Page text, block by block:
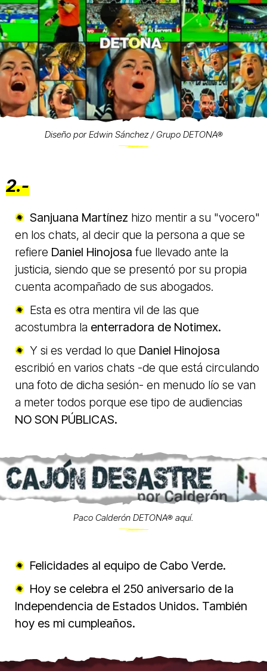
Diseño por Edwin Sánchez / Grupo DETONA®
2.-
Sanjuana Martínez hizo mentir a su "vocero"
en los chats, al decir que la persona a que se
refiere Daniel Hinojosa fue llevado ante la
justicia, siendo que se presentó por su propia
cuenta acompañado de sus abogados.
Esta es otra mentira vil de las que
acostumbra la enterradora de Notimex.
Y si es verdad lo que Daniel Hinojosa
escribió en varios chats -de que está circulando
una foto de dicha sesión- en menudo lío se van
a meter todos porque ese tipo de audiencias
NO SON PÚBLICAS.
Paco Calderón DETONA® aquí.
Felicidades al equipo de Cabo Verde.
Hoy se celebra el 250 aniversario de la
Independencia de Estados Unidos. También
hoy es mi cumpleaños.